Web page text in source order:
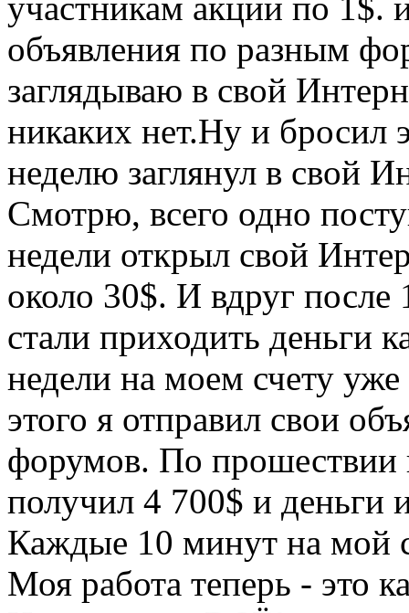
участникам акции по 1$.
объявления по разным
заглядываю в свой
никаких нет.Ну и бросил
неделю заглянул в свой
Смотрю, всего одно
недели открыл свой
около 30$. И вдруг
стали приходить деньги
недели на моем счету
этого я отправил свои
форумов. По прошествии
получил 4 700$ и деньги
Каждые 10 минут на мой
Моя работа теперь - это